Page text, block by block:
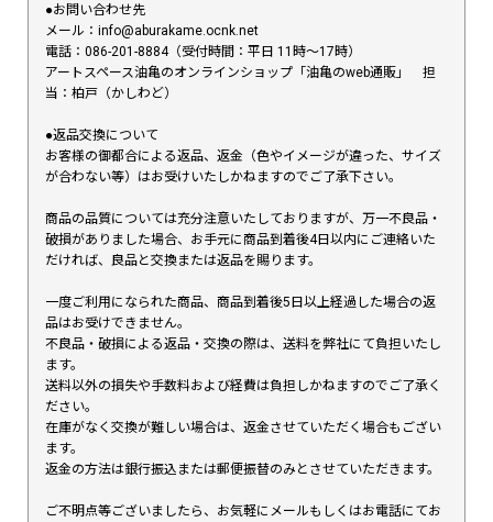
●お問い合わせ先
メール：info@aburakame.ocnk.net
電話：086-201-8884（受付時間：平日 11時〜17時）
アートスペース油亀のオンラインショップ「油亀のweb通販」 担
当：柏戸（かしわど）
●返品交換について
お客様の御都合による返品、返金（色やイメージが違った、サイズ
が合わない等）はお受けいたしかねますのでご了承下さい。
商品の品質については充分注意いたしておりますが、万一不良品・
破損がありました場合、お手元に商品到着後4日以内にご連絡いた
だければ、良品と交換または返品を賜ります。
一度ご利用になられた商品、商品到着後5日以上経過した場合の返
品はお受けできません。
不良品・破損による返品・交換の際は、送料を弊社にて負担いたし
ます。
送料以外の損失や手数料および経費は負担しかねますのでご了承く
ださい。
在庫がなく交換が難しい場合は、返金させていただく場合もござい
ます。
返金の方法は銀行振込または郵便振替のみとさせていただきます。
ご不明点等ございましたら、お気軽にメールもしくはお電話にてお